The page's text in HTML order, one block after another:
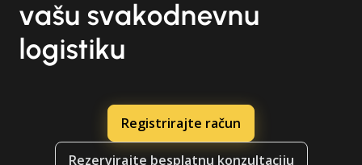
vašu svakodnevnu
logistiku
Registrirajte račun
Rezervirajte besplatnu konzultaciju